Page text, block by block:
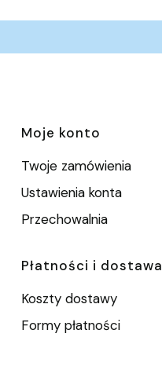
Moje konto
Twoje zamówienia
Ustawienia konta
Przechowalnia
Płatności i dostawa
Koszty dostawy
Formy płatności